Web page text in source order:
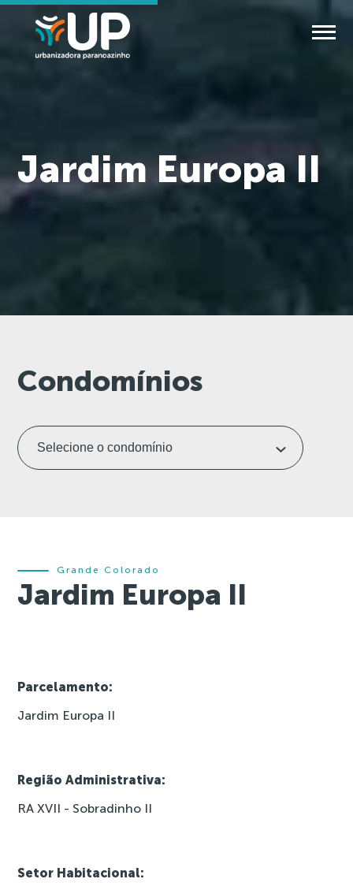
Jardim Europa II
Condomínios
Grande Colorado
Jardim Europa II
Parcelamento:
Jardim Europa II
Região Administrativa:
RA XVII - Sobradinho II
Setor Habitacional: